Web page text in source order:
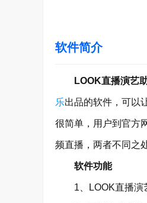
软件简介
LOOK直播演艺
乐出品的软件，可以
很简单，用户到官方
频直播，两者不同之
软件功能
1、LOOK直播演艺